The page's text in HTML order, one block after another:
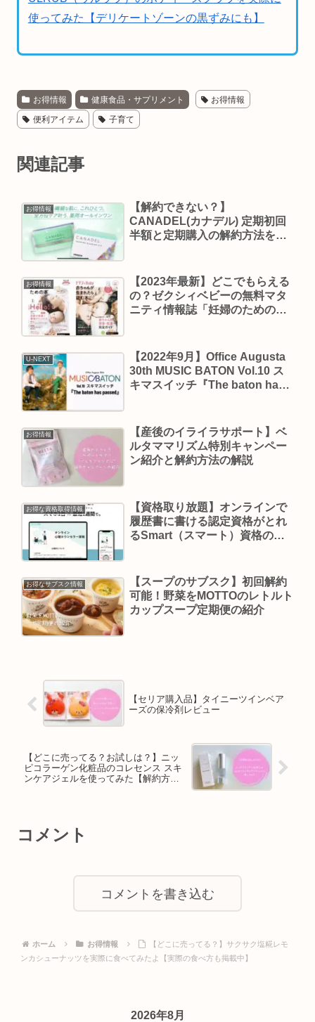
使ってみた【デリケートゾーンの黒ずみにも】
お得情報 健康食品・サプリメント お得情報
便利アイテム 子育て
関連記事
お得情報
【解約できない？】
CANADEL(カナデル) 定期初回
半額と定期購入の解約方法を解
お得情報
【2023年最新】どこでもらえる
の？ゼクシィベビーの無料マタ
ニティ情報誌「妊婦のための本/
U-NEXT
【2022年9月】Office Augusta
30th MUSIC BATON Vol.10 ス
キマスイッチ『The baton has
お得情報
【産後のイライラサポート】ベ
ルタママリズム特別キャンペー
ン紹介と解約方法の解説
お得な資格取得情報
【資格取り放題】オンラインで
履歴書に書ける認定資格がとれ
るSmart（スマート）資格の紹
お得なサブスク情報
【スープのサブスク】初回解約
可能！野菜をMOTTOのレトルト
カップスープ定期便の紹介
【セリア購入品】タイニーツインベア
ーズの保冷剤レビュー
【どこに売ってる？お試しは？】ニッ
ピコラーゲン化粧品のコレセンス スキ
ンケアジェルを使ってみた【解約方法
コメント
コメントを書き込む
ホーム お得情報
【どこに売ってる？】サクサク塩糀レモ
ンカシューナッツを実際に食べてみたよ【実際の食べ方も掲載中】
2026年8月